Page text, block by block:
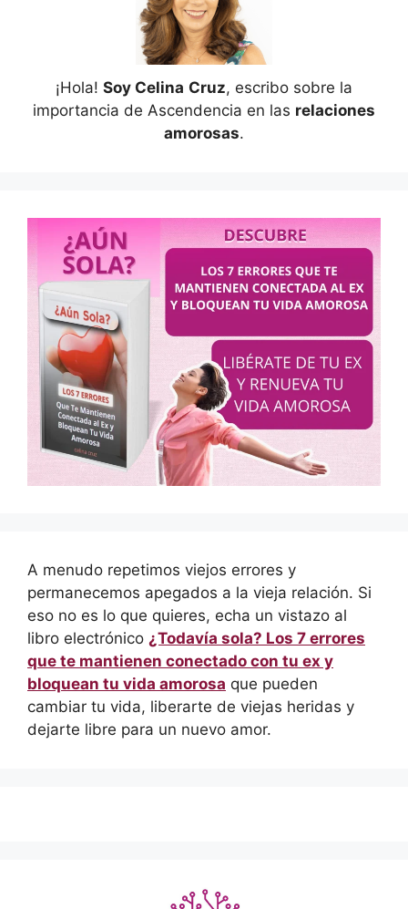
¡Hola! Soy Celina Cruz, escribo sobre la
importancia de Ascendencia en las relaciones
amorosas.
A menudo repetimos viejos errores y
permanecemos apegados a la vieja relación. Si
eso no es lo que quieres, echa un vistazo al
libro electrónico ¿Todavía sola? Los 7 errores
que te mantienen conectado con tu ex y
bloquean tu vida amorosa que pueden
cambiar tu vida, liberarte de viejas heridas y
dejarte libre para un nuevo amor.